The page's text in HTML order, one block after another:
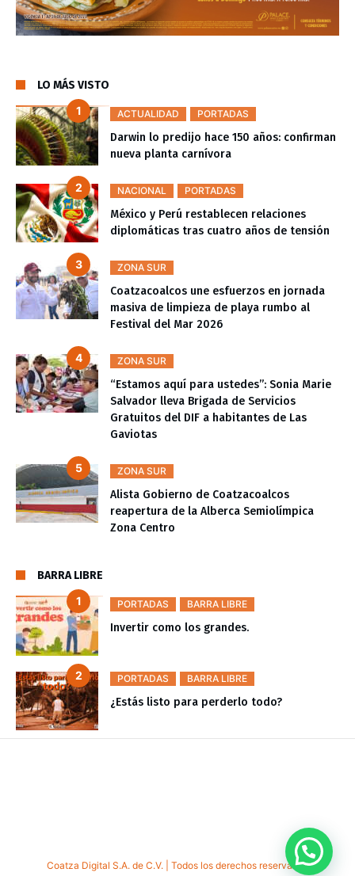
LO MÁS VISTO
ACTUALIDAD PORTADAS
Darwin lo predijo hace 150 años: confirman
nueva planta carnívora
NACIONAL PORTADAS
México y Perú restablecen relaciones
diplomáticas tras cuatro años de tensión
ZONA SUR
Coatzacoalcos une esfuerzos en jornada
masiva de limpieza de playa rumbo al
Festival del Mar 2026
ZONA SUR
“Estamos aquí para ustedes”: Sonia Marie
Salvador lleva Brigada de Servicios
Gratuitos del DIF a habitantes de Las
Gaviotas
ZONA SUR
Alista Gobierno de Coatzacoalcos
reapertura de la Alberca Semiolímpica
Zona Centro
BARRA LIBRE
PORTADAS BARRA LIBRE
Invertir como los grandes.
PORTADAS BARRA LIBRE
¿Estás listo para perderlo todo?
Coatza Digital S.A. de C.V. | Todos los derechos reservados